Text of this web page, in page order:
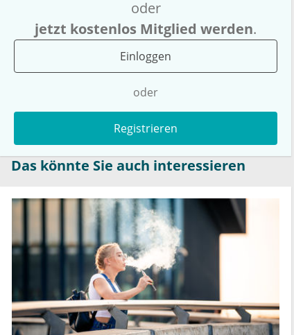
oder
jetzt kostenlos Mitglied werden.
Einloggen
oder
Registrieren
Das könnte Sie auch interessieren